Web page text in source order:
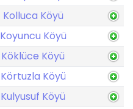
Kolluca Köyü
Koyuncu Köyü
Köklüce Köyü
Körtuzla Köyü
Kulyusuf Köyü